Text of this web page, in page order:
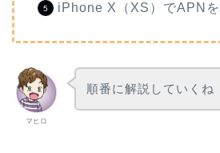
iPhone X（XS）でAPNを
マヒロ
順番に解説していくね